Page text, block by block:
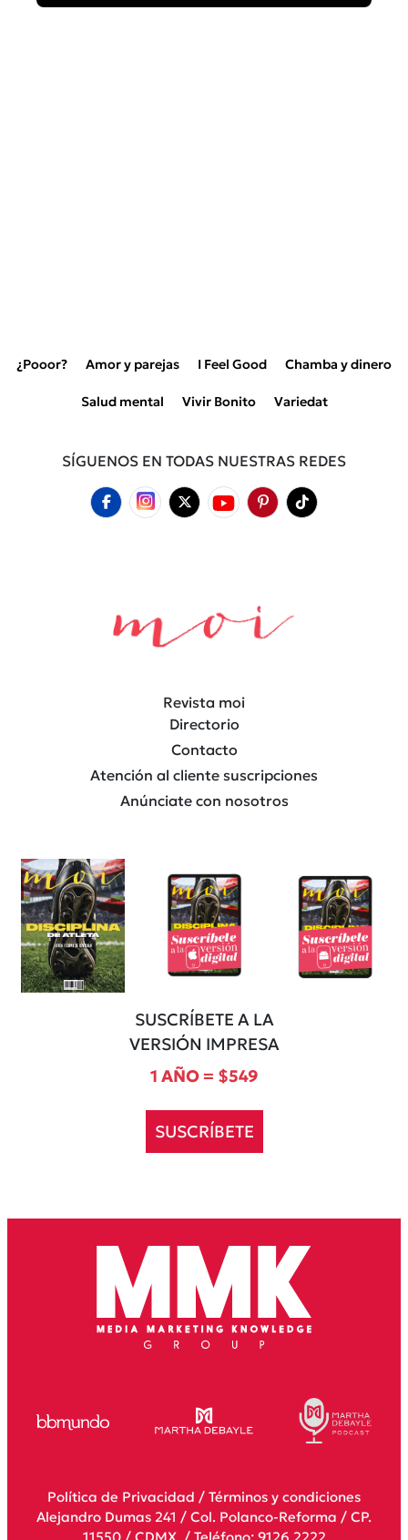
¿Pooor? Amor y parejas I Feel Good Chamba y dinero
Salud mental Vivir Bonito Variedat
SÍGUENOS EN TODAS NUESTRAS REDES
Revista moi
Directorio
Contacto
Atención al cliente suscripciones
Anúnciate con nosotros
SUSCRÍBETE A LA
VERSIÓN IMPRESA
1 AÑO = $549
SUSCRÍBETE
Política de Privacidad / Términos y condiciones
Alejandro Dumas 241 / Col. Polanco-Reforma / CP.